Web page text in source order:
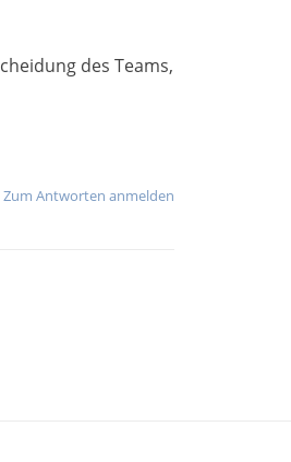
des Teams,
Zum Antworten anmelden